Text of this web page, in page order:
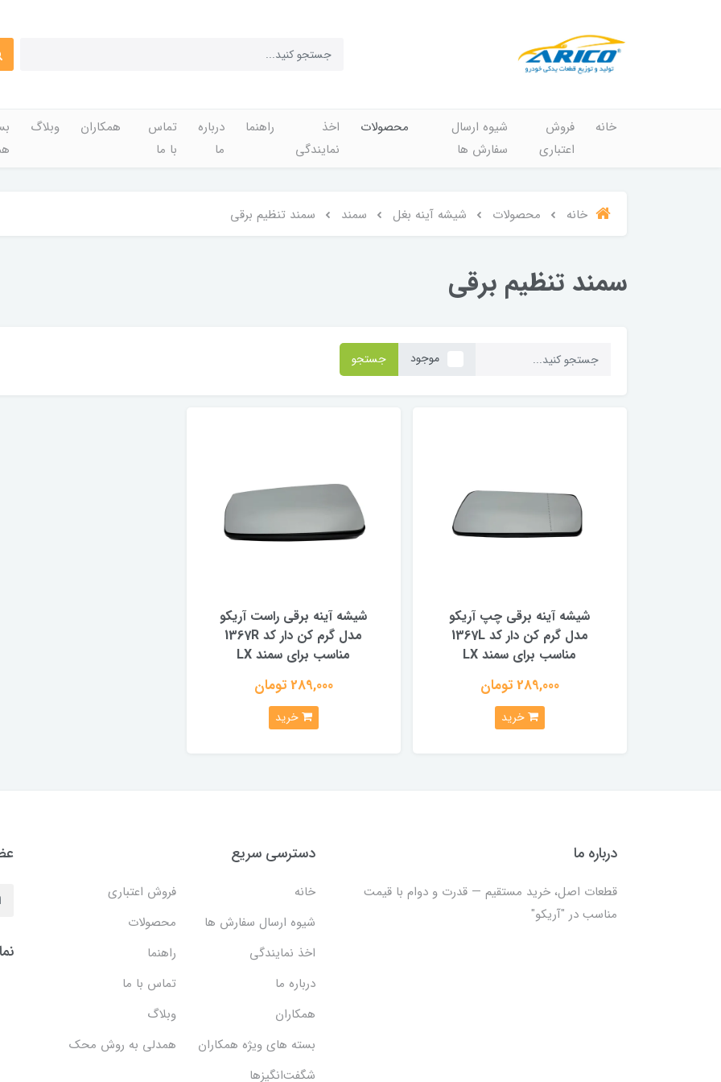
خانه
فروش
اعتباری
شیوه ارسال
سفارش ها
محصولات
اخذ
نمایندگی
راهنما
درباره
ما
تماس
با ما
همکاران وبلاگ
خانه محصولات شیشه آینه بغل سمند سمند تنظیم برقی
سمند تنظیم برقی
موجود جستجو
شیشه آینه برقی چپ آریکو
مدل گرم کن دار کد 1367L
مناسب برای سمند LX
289,000 تومان
خرید
شیشه آینه برقی راست آریکو
مدل گرم کن دار کد 1367R
مناسب برای سمند LX
289,000 تومان
خرید
درباره ما
قطعات اصل، خرید مستقیم — قدرت و دوام با قیمت
مناسب در "آریکو"
دسترسی سریع
خانه
فروش اعتباری
شیوه ارسال سفارش ها
محصولات
اخذ نمایندگی
راهنما
درباره ما
تماس با ما
همکاران
وبلاگ
بسته های ویژه همکاران
همدلی به روش محک
شگفت‌انگیزها